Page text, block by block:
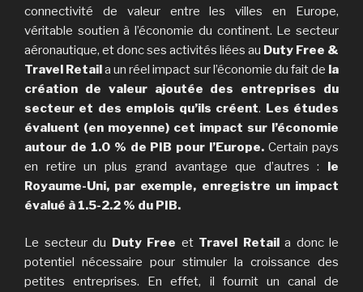
connectivité de valeur entre les villes en Europe,
véritable soutien à l’économie du continent. Le secteur
aéronautique, et donc ses activités liées au Duty Free &
Travel Retaila un réel impact sur l’économie du fait de la
création de valeur ajoutée des entreprises du
secteur et des emplois qu’ils créent. Les études
évaluent (en moyenne) cet impact sur l’économie
autour de 1.0 % de PIB pour l’Europe. Certain pays
en retire un plus grand avantage que d’autres : le
Royaume-Uni, par exemple, enregistre un impact
évalué à 1.5-2.2 % du PIB.
Le secteur du Duty Free etTravel Retaila donc le
potentiel nécessaire pour stimuler la croissance des
petites entreprises. En effet, il fournit un canal de